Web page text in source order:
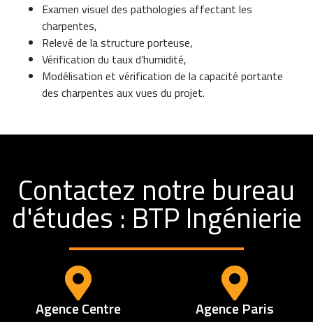
Examen visuel des pathologies affectant les
charpentes,
Relevé de la structure porteuse,
Vérification du taux d’humidité,
Modélisation et vérification de la capacité portante
des charpentes aux vues du projet.
Contactez notre bureau
d'études : BTP Ingénierie
Agence Centre Agence Paris